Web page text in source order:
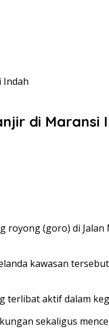
Indah
di Maransi
(goro) di
kawasan
terlibat aktif dalam
sekaligus